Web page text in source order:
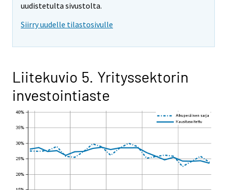
uudistetulta sivustolta.
Siirry uudelle tilastosivulle
Liitekuvio 5. Yrityssektorin
investointiaste